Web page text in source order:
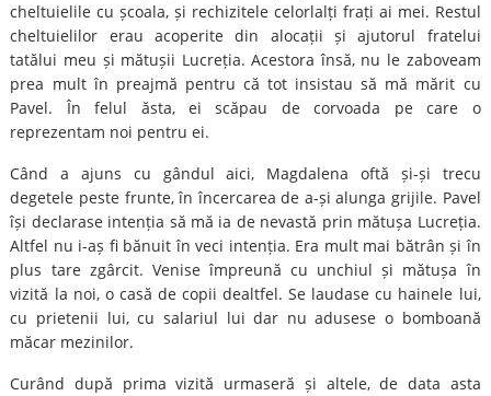
cheltuielile cu școala, și rechizitele celorlalți frați ai mei. Restul
cheltuielilor erau acoperite din alocații și ajutorul fratelui
tatălui meu și mătușii Lucreția. Acestora însă, nu le zaboveam
prea mult în preajmă pentru că tot insistau să mă mărit cu
Pavel. În felul ăsta, ei scăpau de corvoada pe care o
reprezentam noi pentru ei.
Când a ajuns cu gândul aici, Magdalena oftă și-și trecu
degetele peste frunte, în încercarea de a-și alunga grijile. Pavel
își declarase intenția să mă ia de nevastă prin mătușa Lucreția.
Altfel nu i-aș fi bănuit în veci intenția. Era mult mai bătrân și în
plus tare zgârcit. Venise împreună cu unchiul și mătușa în
vizită la noi, o casă de copii dealtfel. Se laudase cu hainele lui,
cu prietenii lui, cu salariul lui dar nu adusese o bomboană
măcar mezinilor.
Curând după prima vizită urmaseră și altele, de data asta